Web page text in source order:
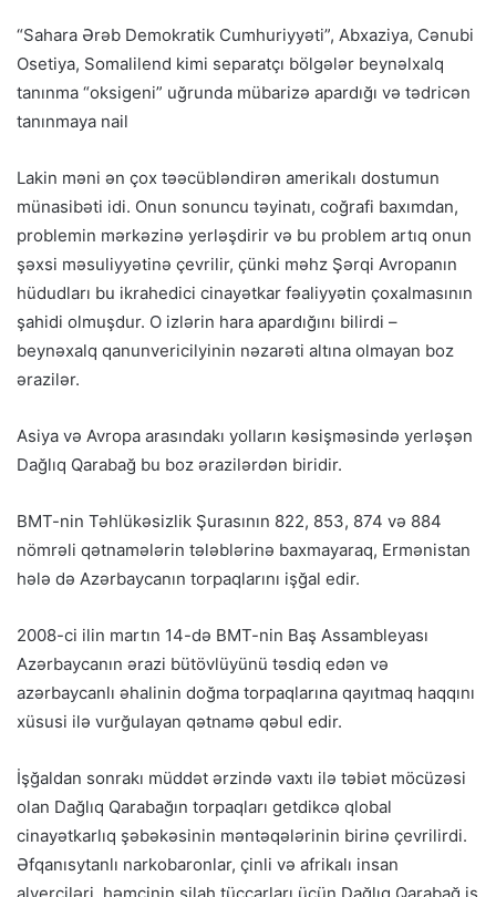
“Sahara Ərəb Demokratik Cumhuriyyəti”, Abxaziya, Cənubi
Osetiya, Somalilend kimi separatçı bölgələr beynəlxalq
tanınma “oksigeni” uğrunda mübarizə apardığı və tədricən
tanınmaya nail
Lakin məni ən çox təəcübləndirən amerikalı dostumun
münasibəti idi. Onun sonuncu təyinatı, coğrafi baxımdan,
problemin mərkəzinə yerləşdirir və bu problem artıq onun
şəxsi məsuliyyətinə çevrilir, çünki məhz Şərqi Avropanın
hüdudları bu ikrahedici cinayətkar fəaliyyətin çoxalmasının
şahidi olmuşdur. O izlərin hara apardığını bilirdi –
beynəxalq qanunvericilyinin nəzarəti altına olmayan boz
ərazilər.
Asiya və Avropa arasındakı yolların kəsişməsində yerləşən
Dağlıq Qarabağ bu boz ərazilərdən biridir.
BMT-nin Təhlükəsizlik Şurasının 822, 853, 874 və 884
nömrəli qətnamələrin tələblərinə baxmayaraq, Ermənistan
hələ də Azərbaycanın torpaqlarını işğal edir.
2008-ci ilin martın 14-də BMT-nin Baş Assambleyası
Azərbaycanın ərazi bütövlüyünü təsdiq edən və
azərbaycanlı əhalinin doğma torpaqlarına qayıtmaq haqqını
xüsusi ilə vurğulayan qətnamə qəbul edir.
İşğaldan sonrakı müddət ərzində vaxtı ilə təbiət möcüzəsi
olan Dağlıq Qarabağın torpaqları getdikcə qlobal
cinayətkarlıq şəbəkəsinin məntəqələrinin birinə çevrilirdi.
Əfqanısytanlı narkobaronlar, çinli və afrikalı insan
alverçiləri, həmçinin silah tüccarları üçün Dağlıq Qarabağ iş